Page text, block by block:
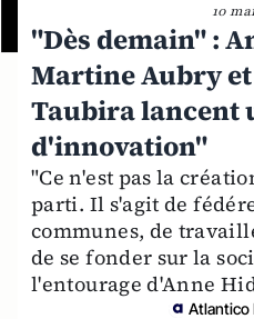
10
"Dès demain" :
Martine Aubry
Taubira lancent
d'innovation"
"Ce n'est pas la
parti. Il s'agit de
communes, de
de se fonder sur la
l'entourage d'Anne
Atlantico